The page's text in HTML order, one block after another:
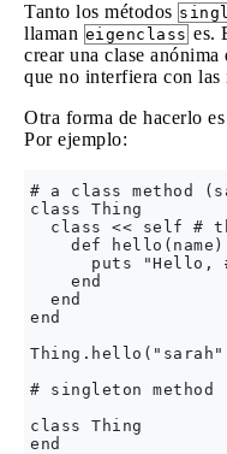
Tanto los métodos
llaman eigenclass es.
crear una clase
que no interfiera con las
Otra forma de hacerlo
Por ejemplo:
# a class method
class Thing
class << self #
    def hello(name)
puts "Hello,
    end
  end
end
# singleton method
class Thing
end